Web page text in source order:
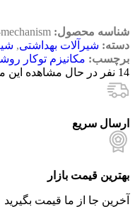
شناسه محصول:
دسته: شیرآلات بهداشتی,
برچسب: مکانیزم توکار
14 نفر در حال مشاهده
ارسال سریع
بهترین قیمت بازار
آخرین جا از ما قیمت بگیرید